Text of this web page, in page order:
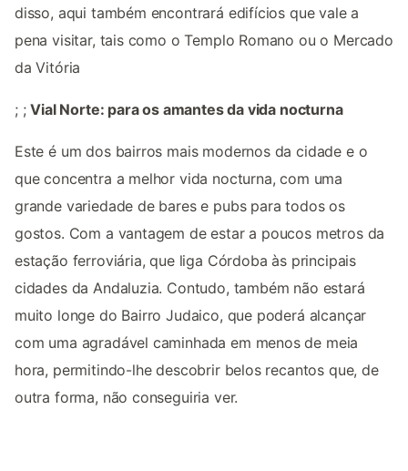
disso, aqui também encontrará edifícios que vale a
pena visitar, tais como o Templo Romano ou o Mercado
da Vitória
; ;Vial Norte: para os amantes da vida nocturna
Este é um dos bairros mais modernos da cidade e o
que concentra a melhor vida nocturna, com uma
grande variedade de bares e pubs para todos os
gostos. Com a vantagem de estar a poucos metros da
estação ferroviária, que liga Córdoba às principais
cidades da Andaluzia. Contudo, também não estará
muito longe do Bairro Judaico, que poderá alcançar
com uma agradável caminhada em menos de meia
hora, permitindo-lhe descobrir belos recantos que, de
outra forma, não conseguiria ver.